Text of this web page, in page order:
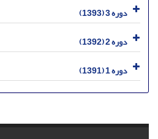
دوره 3 (1393)
دوره 2 (1392)
دوره 1 (1391)